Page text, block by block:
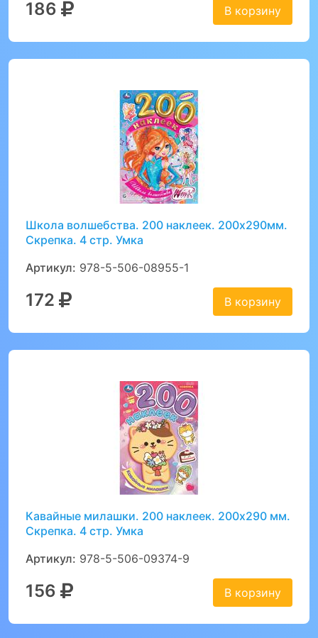
186 В корзину
Школа волшебства. 200 наклеек. 200х290мм.
Скрепка. 4 стр. Умка
Артикул: 978-5-506-08955-1
172 В корзину
Кавайные милашки. 200 наклеек. 200х290 мм.
Скрепка. 4 стр. Умка
Артикул: 978-5-506-09374-9
156 В корзину